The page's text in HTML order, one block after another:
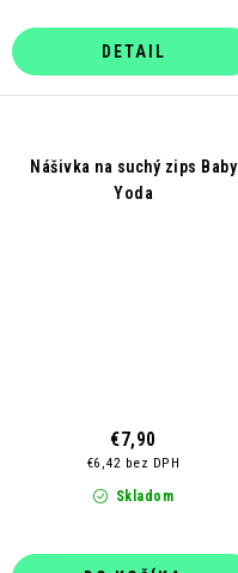
DETAIL
Nášivka na suchý zips Baby
Yoda
Skladom
€6,42 bez DPH
€7,90